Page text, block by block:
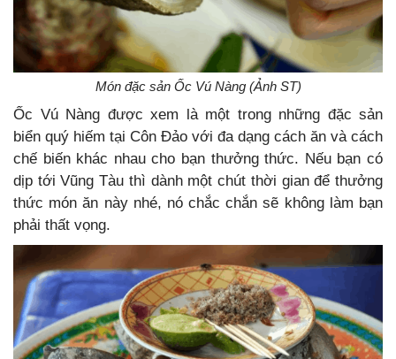
Món đặc sản Ốc Vú Nàng (Ảnh ST)
Ốc Vú Nàng được xem là một trong những đặc sản
biển quý hiếm tại Côn Đảo với đa dạng cách ăn và cách
chế biến khác nhau cho bạn thưởng thức. Nếu bạn có
dịp tới Vũng Tàu thì dành một chút thời gian để thưởng
thức món ăn này nhé, nó chắc chắn sẽ không làm bạn
phải thất vọng.